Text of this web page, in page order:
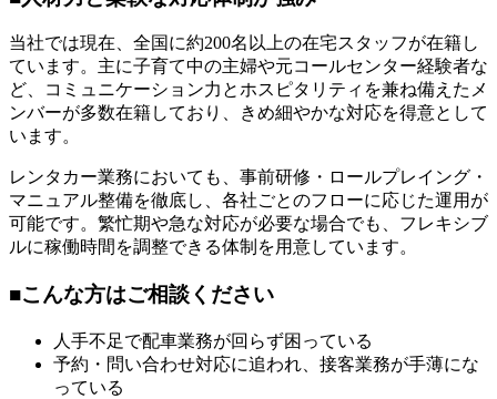
当社では現在、全国に約200名以上の在宅スタッフが在籍し
ています。主に子育て中の主婦や元コールセンター経験者な
ど、コミュニケーション力とホスピタリティを兼ね備えたメ
ンバーが多数在籍しており、きめ細やかな対応を得意として
います。
レンタカー業務においても、事前研修・ロールプレイング・
マニュアル整備を徹底し、各社ごとのフローに応じた運用が
可能です。繁忙期や急な対応が必要な場合でも、フレキシブ
ルに稼働時間を調整できる体制を用意しています。
■こんな方はご相談ください
人手不足で配車業務が回らず困っている
予約・問い合わせ対応に追われ、接客業務が手薄にな
っている